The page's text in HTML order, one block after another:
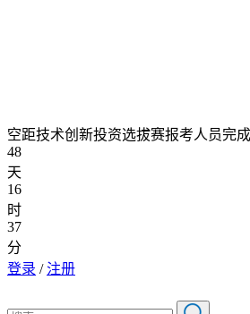
空距技术创新投资选拔赛报考人员完成
48
天
16
时
37
分
登录 /注册